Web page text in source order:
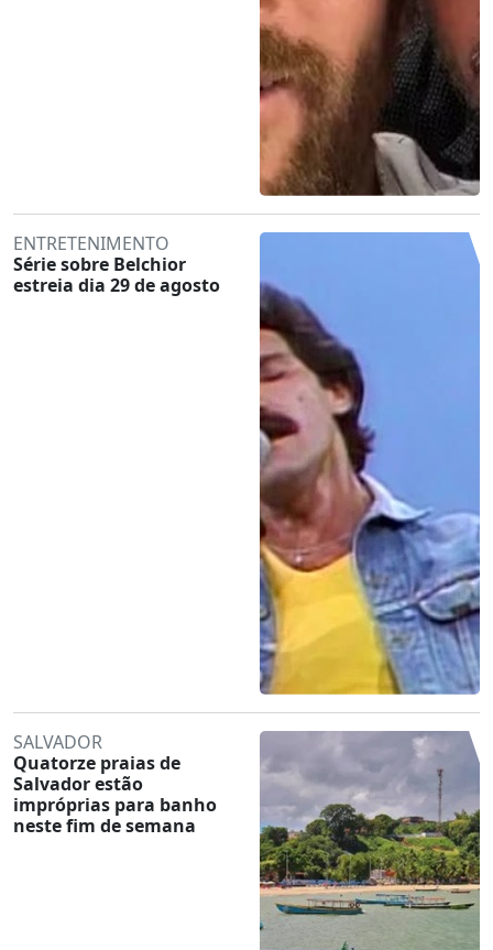
ENTRETENIMENTO
Série sobre Belchior
estreia dia 29 de agosto
SALVADOR
Quatorze praias de
Salvador estão
impróprias para banho
neste fim de semana